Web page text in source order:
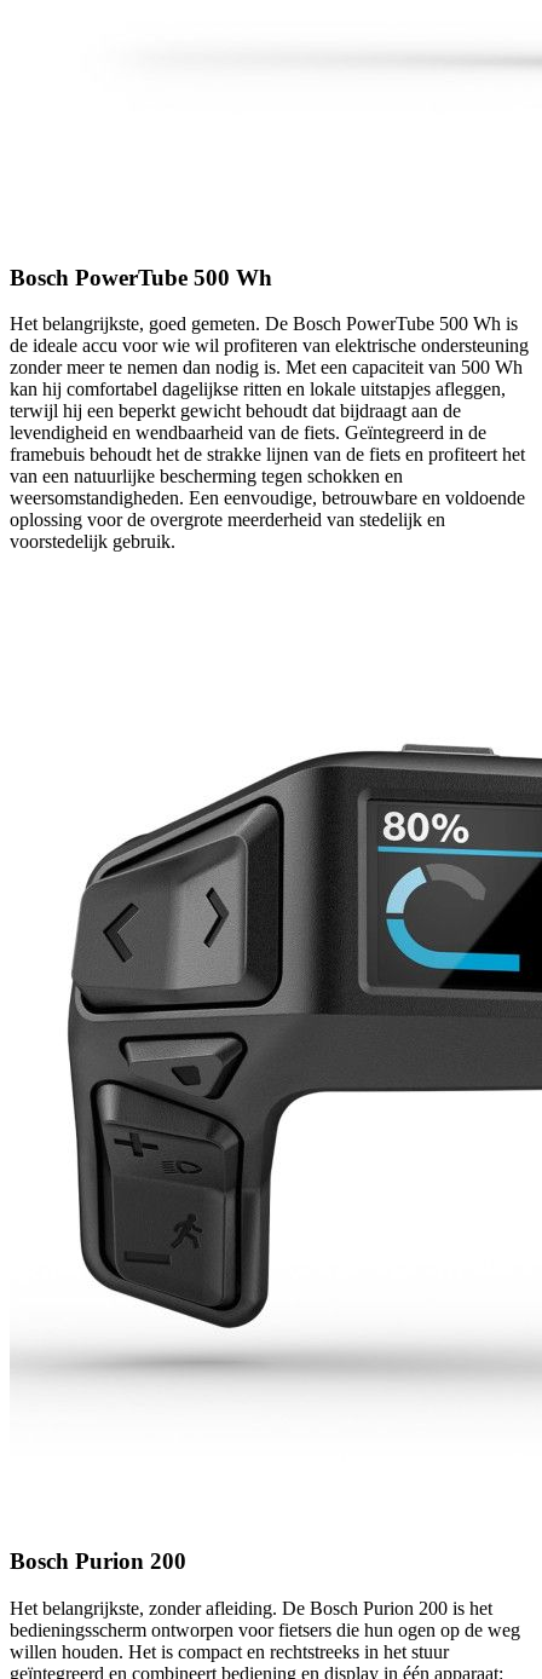
Bosch PowerTube 500 Wh
Het belangrijkste, goed gemeten. De Bosch PowerTube 500 Wh is
de ideale accu voor wie wil profiteren van elektrische ondersteuning
zonder meer te nemen dan nodig is. Met een capaciteit van 500 Wh
kan hij comfortabel dagelijkse ritten en lokale uitstapjes afleggen,
terwijl hij een beperkt gewicht behoudt dat bijdraagt ​​aan de
levendigheid en wendbaarheid van de fiets. Geïntegreerd in de
framebuis behoudt het de strakke lijnen van de fiets en profiteert het
van een natuurlijke bescherming tegen schokken en
weersomstandigheden. Een eenvoudige, betrouwbare en voldoende
oplossing voor de overgrote meerderheid van stedelijk en
voorstedelijk gebruik.
Bosch Purion 200
Het belangrijkste, zonder afleiding. De Bosch Purion 200 is het
bedieningsscherm ontworpen voor fietsers die hun ogen op de weg
willen houden. Het is compact en rechtstreeks in het stuur
geïntegreerd en combineert bediening en display in één apparaat: